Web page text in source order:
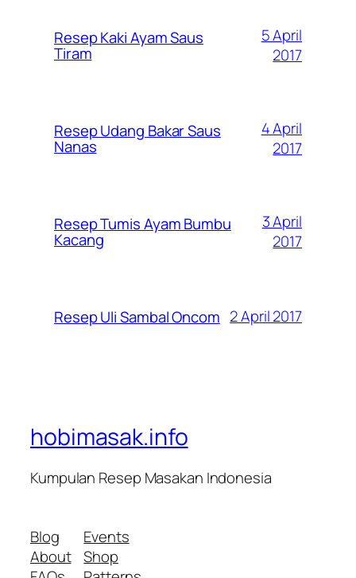
Resep Kaki Ayam Saus
Tiram
5 April
2017
Resep Udang Bakar Saus
Nanas
4 April
2017
Resep Tumis Ayam Bumbu
Kacang
3 April
2017
Resep Uli Sambal Oncom 2 April 2017
hobimasak.info
Kumpulan Resep Masakan Indonesia
Blog
About
Events
Shop